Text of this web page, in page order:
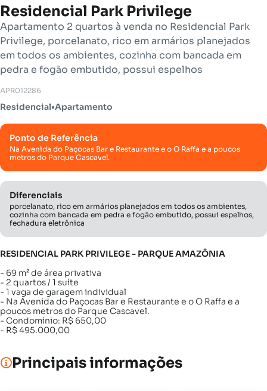
Residencial Park Privilege
Apartamento 2 quartos à venda no Residencial Park
Privilege, porcelanato, rico em armários planejados
em todos os ambientes, cozinha com bancada em
pedra e fogão embutido, possui espelhos
APR012286
Residencial•Apartamento
Ponto de Referência
Na Avenida do Paçocas Bar e Restaurante e o O Raffa e a poucos
metros do Parque Cascavel.
Diferenciais
porcelanato, rico em armários planejados em todos os ambientes,
cozinha com bancada em pedra e fogão embutido, possui espelhos,
fechadura eletrônica
RESIDENCIAL PARK PRIVILEGE - PARQUE AMAZÔNIA
- 69 m² de área privativa
- 2 quartos / 1 suíte
- 1 vaga de garagem individual
- Na Avenida do Paçocas Bar e Restaurante e o O Raffa e a
poucos metros do Parque Cascavel.
- Condomínio: R$ 650,00
- R$ 495.000,00
Principais informações